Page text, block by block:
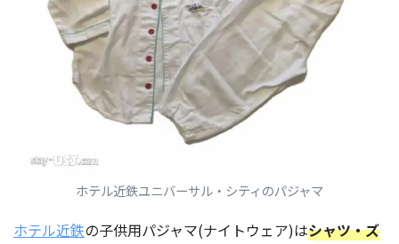
ホテル近鉄ユニバーサル・シティのパジャマ
ホテル近鉄の子供用パジャマ(ナイトウェア)はシャツ・ズ